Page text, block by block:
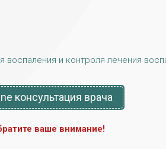
и контроля лечения
консультация врача
ваше внимание!